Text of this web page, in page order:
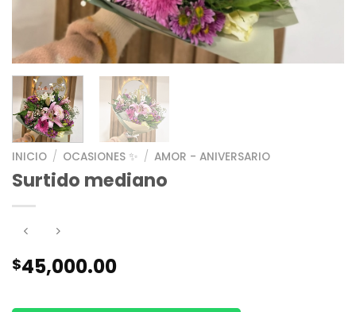
INICIO / OCASIONES ✨ / AMOR - ANIVERSARIO
Surtido mediano
$45,000.00